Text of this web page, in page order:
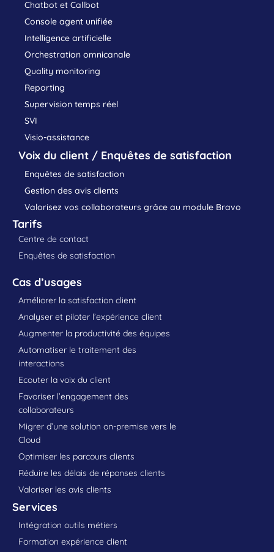
Chatbot et Callbot
Console agent unifiée
Intelligence artificielle
Orchestration omnicanale
Quality monitoring
Reporting
Supervision temps réel
SVI
Visio-assistance
Voix du client / Enquêtes de satisfaction
Enquêtes de satisfaction
Gestion des avis clients
Valorisez vos collaborateurs grâce au module Bravo
Tarifs
Centre de contact
Enquêtes de satisfaction
Cas d’usages
Améliorer la satisfaction client
Analyser et piloter l’expérience client
Augmenter la productivité des équipes
Automatiser le traitement des
interactions
Ecouter la voix du client
Favoriser l’engagement des
collaborateurs
Migrer d’une solution on-premise vers le
Cloud
Optimiser les parcours clients
Réduire les délais de réponses clients
Valoriser les avis clients
Services
Intégration outils métiers
Formation expérience client